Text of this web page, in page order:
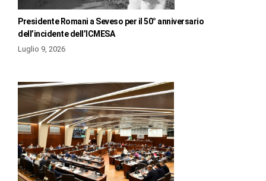
Presidente Romani a Seveso per il 50° anniversario
dell’incidente dell’ICMESA
Luglio 9, 2026